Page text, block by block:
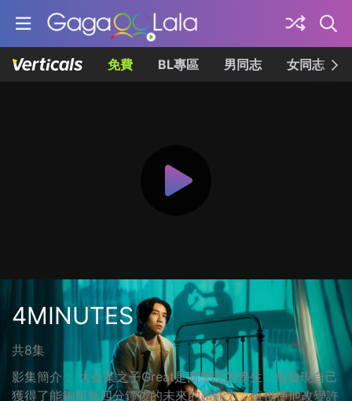
免費 BL專區 男同志 女同志
4MINUTES
共8集
影集簡介： 大企業之子Great是商學院的學生，他發現自己
獲得了能夠預見四分鐘後的未來的超能力，這也使他改變許